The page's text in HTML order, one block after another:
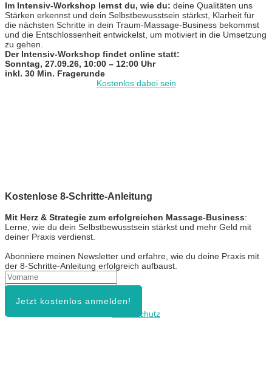
Im Intensiv-Workshop lernst du, wie du: deine Qualitäten uns
Stärken erkennst und dein Selbstbewusstsein stärkst, Klarheit für
die nächsten Schritte in dein Traum-Massage-Business bekommst
und die Entschlossenheit entwickelst, um motiviert in die Umsetzung
zu gehen.
Der Intensiv-Workshop findet online statt:
Sonntag, 27.09.26, 10:00 – 12:00 Uhr
inkl. 30 Min. Fragerunde
Kostenlos dabei sein
Kostenlose 8-Schritte-Anleitung
Mit Herz & Strategie zum erfolgreichen Massage-Business:
Lerne, wie du dein Selbstbewusstsein stärkst und mehr Geld mit
deiner Praxis verdienst.
Abonniere meinen Newsletter und erfahre, wie du deine Praxis mit
der 8-Schritte-Anleitung erfolgreich aufbaust.
Jetzt kostenlos anmelden!
Datenschutz